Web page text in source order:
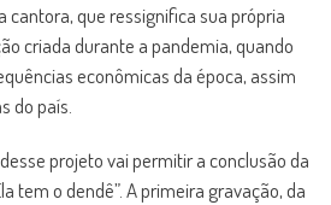
cantora, que ressignifica sua própria
criada durante a pandemia, quando
econômicas da época, assim
do país.
projeto vai permitir a conclusão da
tem o dendê”. A primeira gravação, da